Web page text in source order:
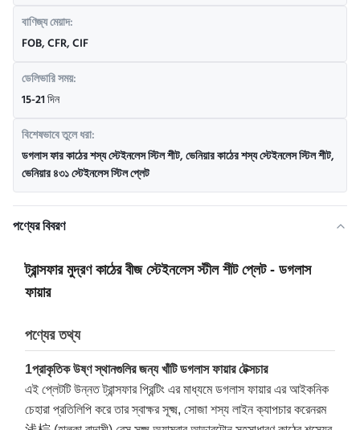
বাণিজ্য মেয়াদ:
FOB, CFR, CIF
ডেলিভারি সময়:
15-21 দিন
বিশেষভাবে তুলে ধরা:
ডগলাস ফার কাঠের শস্য স্টেইনলেস স্টিল শীট,ভেনিয়ার কাঠের শস্য স্টেইনলেস স্টিল শীট,
ভেনিয়ার ৪৩১ স্টেইনলেস স্টিল প্লেট
পণ্যের বিবরণ
ট্রান্সফার মুদ্রণ কাঠের বীজ স্টেইনলেস স্টীল শীট প্লেট - ডগলাস
ফায়ার
পণ্যের তথ্য
1প্রাকৃতিক উষ্ণ স্থানগুলির জন্য খাঁটি ডগলাস ফায়ার টেক্সচার
এই প্লেটটি উন্নত ট্রান্সফার প্রিন্টিং এর মাধ্যমে ডগলাস ফায়ার এর আইকনিক
চেহারা প্রতিলিপি করে তার স্বাক্ষর সূক্ষ্ম, সোজা শস্য লাইন ক্যাপচার করেনরম